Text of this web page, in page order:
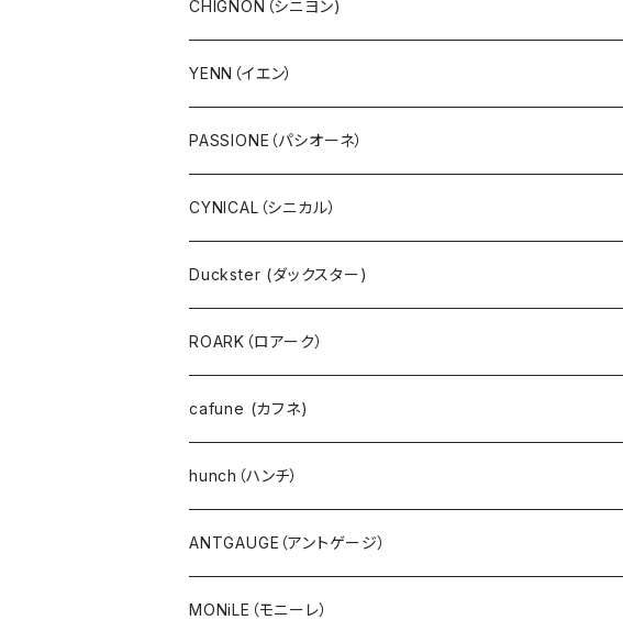
Ｔシャツ・シャツ（長袖）
Ｔシャツ・シャツ（5・7分袖）
Ｔシャツ・シャツ（半袖）
プルオーバー
パーカ・フード
サーマル・ワッフル
カーディガン
ニット
アウター・ダウン・コート
ジャケット・ブルゾン・羽織
cafune (カフネ)
RILATO（リラート）
MONiLE（モニーレ）
ANTGAUGE（アントゲージ）
C.C.CROSS（シーシークロス）
ROSIEE（ロージー）
go slow caravan（ゴースローキャラバン）
NANGA（ナンガ）
CYNICAL（シニカル）
hunch（ハンチ）
CHIGNON（シニヨン)
YENN（イエン）
PASSIONE（パシオーネ）
CYNICAL（シニカル）
Duckster (ダックスター)
ROARK（ロアーク）
cafune (カフネ)
hunch（ハンチ）
ANTGAUGE（アントゲージ）
MONiLE（モニーレ）